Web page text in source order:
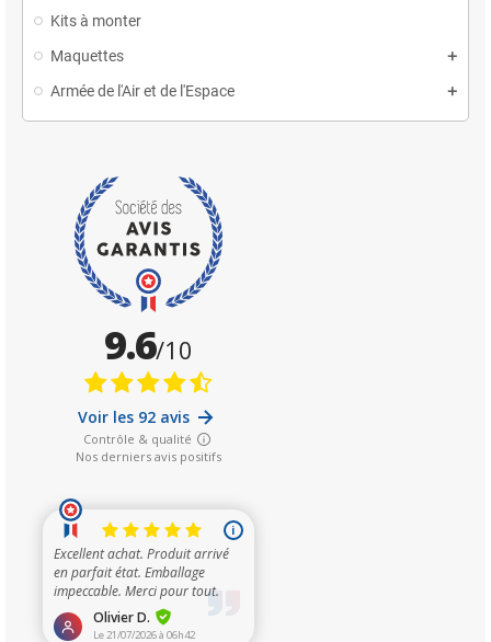
Kits à monter
Maquettes
Armée de l'Air et de l'Espace